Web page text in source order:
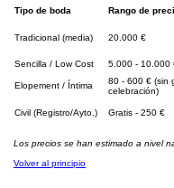
Tipo de boda Rango de
Tradicional (media) 20.000 €
Sencilla / Low Cost
5.000 - 10.000
Elopement / Íntima
80 - 600 € (sin
celebración)
Civil (Registro/Ayto.) Gratis - 250 €
Los precios se han estimado a nivel
Volver al principio